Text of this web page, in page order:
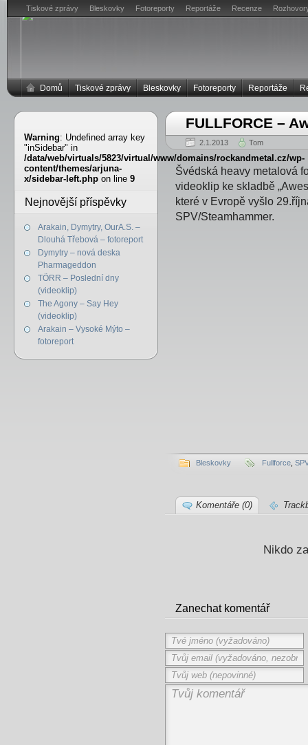
Tiskové zprávy Bleskovky Fotoreporty Reportáže Recenze
Domů Tiskové zprávy Bleskovky Fotoreporty Reportáže
Warning: Undefined array key
"inSidebar" in
/data/web/virtuals/5823/virtual/www/domains/rockandmetal.cz/wp-
content/themes/arjuna-
x/sidebar-left.php on line 9
Nejnovější příspěvky
Arakain, Dymytry, OurA.S. –
Dlouhá Třebová – fotoreport
Dymytry – nová deska
Pharmageddon
TÖRR – Poslední dny
(videoklip)
The Agony – Say Hey
(videoklip)
Arakain – Vysoké Mýto –
fotoreport
FULLFORCE –
2.1.2013 Tom
Švédská heavy metalová
videoklip ke skladbě
které v Evropě vyšlo
SPV/Steamhammer.
Bleskovky Fullforce
Komentáře (0)
Nikdo
Zanechat komentář